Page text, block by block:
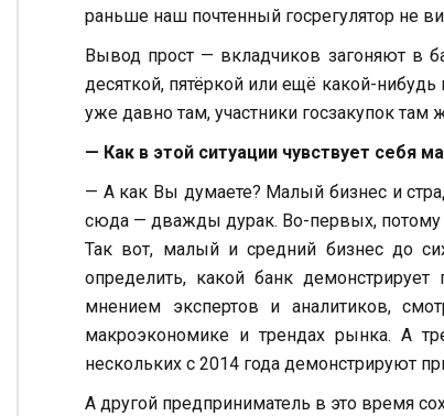
раньше наш почтенный госрегулятор не
Вывод прост — вкладчиков загоняют в
десяткой, пятёркой или ещё какой-
уже давно там, участники госзакупок там
— Как в этой ситуации чувствует себя
— А как Вы думаете? Малый бизнес и
сюда — дважды дурак. Во-первых, потому
Так вот, малый и средний бизнес до
определить, какой банк
мнением экспертов и аналитиков,
макроэкономике и трендах рынка. А
нескольких с 2014 года демонстрируют
А другой предприниматель в это время